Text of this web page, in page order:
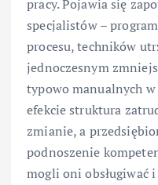
pracy. Pojawia się
specjalistów –
procesu, techników
jednoczesnym
typowo manualnych
efekcie struktura
zmianie, a
podnoszenie
mogli oni obsługiwać